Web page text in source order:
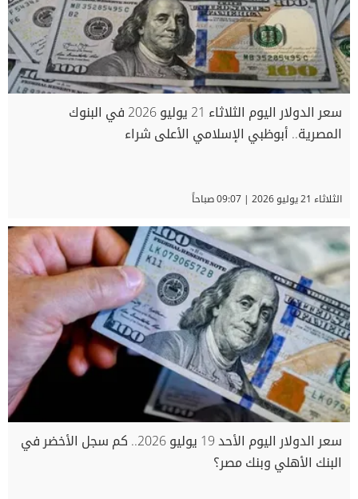
سعر الدولار اليوم الثلاثاء 21 يوليو 2026 في البنوك
المصرية.. أبوظبي الإسلامي الأعلى شراء
الثلاثاء 21 يوليو 2026 | 09:07 صباحاً
سعر الدولار اليوم الأحد 19 يوليو 2026.. كم سجل الأخضر في
البنك الأهلي وبنك مصر؟